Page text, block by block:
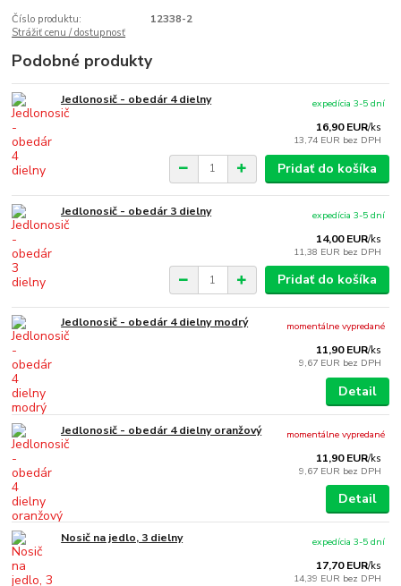
Číslo produktu:
12338-2
Strážiť cenu / dostupnosť
Podobné produkty
Jedlonosič - obedár 4 dielny
16,90 EUR/ks
13,74 EUR bez DPH
expedícia 3-5 dní
Pridať do košíka
Jedlonosič - obedár 3 dielny
14,00 EUR/ks
11,38 EUR bez DPH
expedícia 3-5 dní
Pridať do košíka
Jedlonosič - obedár 4 dielny modrý
11,90 EUR/ks
9,67 EUR bez DPH
momentálne vypredané
Detail
Jedlonosič - obedár 4 dielny oranžový
11,90 EUR/ks
9,67 EUR bez DPH
momentálne vypredané
Detail
Nosič na jedlo, 3 dielny
17,70 EUR/ks
14,39 EUR bez DPH
expedícia 3-5 dní